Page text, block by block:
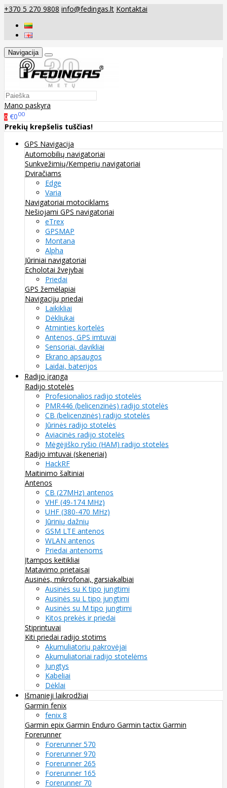
+370 5 270 9808 info@fedingas.lt Kontaktai
Navigacija
Mano paskyra
0 €000
Prekių krepšelis tuščias!
GPS Navigacija
Automobilių navigatoriai
Sunkvežimių/Kemperių navigatoriai
Dviračiams
Edge
Varia
Navigatoriai motociklams
Nešiojami GPS navigatoriai
eTrex
GPSMAP
Montana
Alpha
Jūriniai navigatoriai
Echolotai žvejybai
Priedai
GPS žemėlapiai
Navigacijų priedai
Laikikliai
Dėkliukai
Atminties kortelės
Antenos, GPS imtuvai
Sensoriai, davikliai
Ekrano apsaugos
Laidai, baterijos
Radijo įranga
Radijo stotelės
Profesionalios radijo stotelės
PMR446 (belicenzinės) radijo stotelės
CB (belicenzinės) radijo stotelės
Jūrinės radijo stotelės
Aviacinės radijo stotelės
Mėgėjiško ryšio (HAM) radijo stotelės
Radijo imtuvai (skeneriai)
HackRF
Maitinimo šaltiniai
Antenos
CB (27MHz) antenos
VHF (49-174 MHz)
UHF (380-470 MHz)
Jūrinių dažnių
GSM LTE antenos
WLAN antenos
Priedai antenoms
Įtampos keitikliai
Matavimo prietaisai
Ausinės, mikrofonai, garsiakalbiai
Ausinės su K tipo jungtimi
Ausinės su L tipo jungtimi
Ausinės su M tipo jungtimi
Kitos prekės ir priedai
Stiprintuvai
Kiti priedai radijo stotims
Akumuliatorių pakrovėjai
Akumuliatoriai radijo stotelėms
Jungtys
Kabeliai
Dėklai
Išmanieji laikrodžiai
Garmin fenix
fenix 8
Garmin epix Garmin Enduro Garmin tactix Garmin
Forerunner
Forerunner 570
Forerunner 970
Forerunner 265
Forerunner 165
Forerunner 70